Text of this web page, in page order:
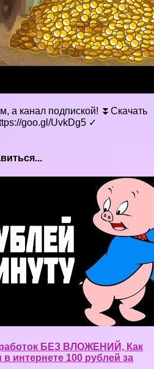
а канал подпиской! ⏬Скачать
goo.gl/UvkDg5 ✓
БЕЗ ВЛОЖЕНИЙ, Как
в интернете 100 рублей за